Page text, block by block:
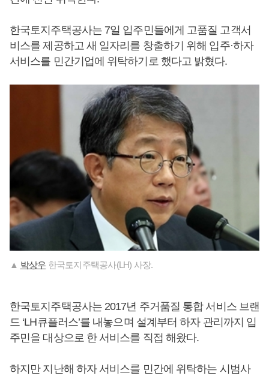
한국토지주택공사는 7일 입주민들에게 고품질 고객서
비스를 제공하고 새 일자리를 창출하기 위해 입주·하자
서비스를 민간기업에 위탁하기로 했다고 밝혔다.
▲ 박상우 한국토지주택공사(LH) 사장.
한국토지주택공사는 2017년 주거품질 통합 서비스 브랜
드 ‘LH큐플러스’를 내놓으며 설계부터 하자 관리까지 입
주민을 대상으로 한 서비스를 직접 해왔다.
하지만 지난해 하자 서비스를 민간에 위탁하는 시범사